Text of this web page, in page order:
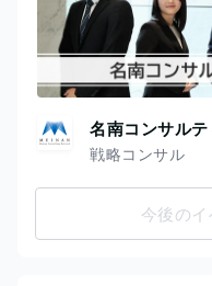
名南コンサル
戦略コンサル
今後の